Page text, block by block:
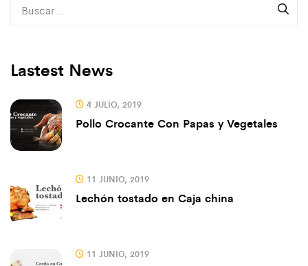
Lastest News
4 JULIO, 2019
Pollo Crocante Con Papas y Vegetales
11 JUNIO, 2019
Lechón tostado en Caja china
11 JUNIO, 2019